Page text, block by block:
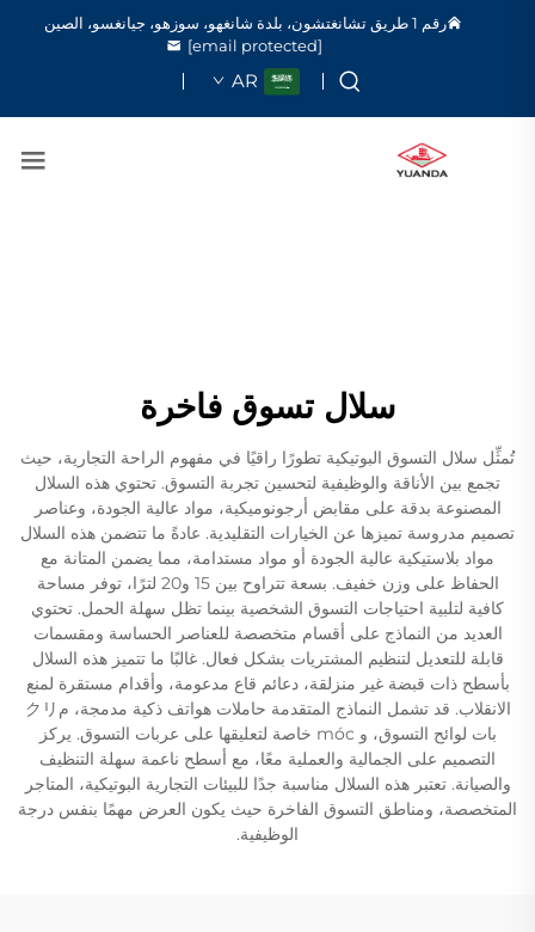
رقم 1 طريق تشانغتشون، بلدة شانغهو، سوزهو، جيانغسو، الصين
[email protected]
AR
سلال تسوق فاخرة
تُمثِّل سلال التسوق البوتيكية تطورًا راقيًا في مفهوم الراحة التجارية، حيث
تجمع بين الأناقة والوظيفية لتحسين تجربة التسوق. تحتوي هذه السلال
المصنوعة بدقة على مقابض أرجونوميكية، مواد عالية الجودة، وعناصر
تصميم مدروسة تميزها عن الخيارات التقليدية. عادةً ما تتضمن هذه السلال
مواد بلاستيكية عالية الجودة أو مواد مستدامة، مما يضمن المتانة مع
الحفاظ على وزن خفيف. بسعة تتراوح بين 15 و20 لترًا، توفر مساحة
كافية لتلبية احتياجات التسوق الشخصية بينما تظل سهلة الحمل. تحتوي
العديد من النماذج على أقسام متخصصة للعناصر الحساسة ومقسمات
قابلة للتعديل لتنظيم المشتريات بشكل فعال. غالبًا ما تتميز هذه السلال
بأسطح ذات قبضة غير منزلقة، دعائم قاع مدعومة، وأقدام مستقرة لمنع
الانقلاب. قد تشمل النماذج المتقدمة حاملات هواتف ذكية مدمجة، مクリ
بات لوائح التسوق، و móc خاصة لتعليقها على عربات التسوق. يركز
التصميم على الجمالية والعملية معًا، مع أسطح ناعمة سهلة التنظيف
والصيانة. تعتبر هذه السلال مناسبة جدًا للبيئات التجارية البوتيكية، المتاجر
المتخصصة، ومناطق التسوق الفاخرة حيث يكون العرض مهمًا بنفس درجة
الوظيفية.